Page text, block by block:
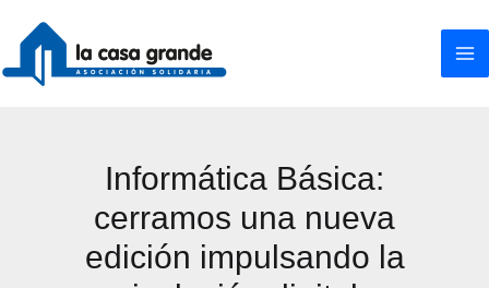
contenido
Informática Básica:
cerramos una nueva
edición impulsando la